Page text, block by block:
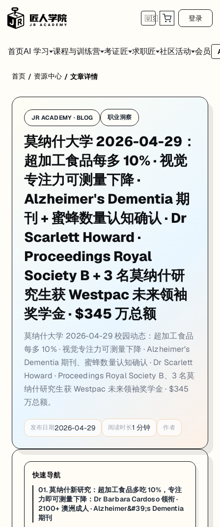
🇺🇸 登录
首页AI 学习 课程与训练营 考证匠 求职匠 社区活动 会员
学校：莫纳什大学 / Monash University
莫纳什大学 2026-04-29 的重点消息是：超加工食品每多 10% · 视觉
01. 莫纳什新研究：超加工食品多吃 10%，专
：莫纳什大学Dr Barbara Cardoso 联合圣保罗大学、迪肯大学
研究设计：横断面研究，纳入 Healthy Brain Project（HBP）队列中
核心发现：UPF 摄入增加 → 视觉专注力下降
：这是澳洲迄今该年龄群最大规模的此类研究；「哪怕整
来源：
Monash University News · 2026-04-25
02. 莫纳什证实蜜蜂真的能评估数量，不是在
：莫纳什大学生物科学学院Dr Scarlett Howard
学界争议背景
：此前批评者认为蜜蜂「数量认知」实验设计有缺陷——
：从蜜蜂自身的感官约束出发
重新设计实验刺激物，系统排
方法论贡献：研究提出一条铁律： 评估动物认知能力时，必须从动物自
来源： Mirage News · Monash University · 2026-04-22
03. 3 名莫纳什研究生获 Westpac 未来领袖奖
：莫纳什大学3 名研究生入选2026 年 Westpac Future
（辅导学硕士）——为东南亚裔澳洲人开发
奖学金价值：Westpac Future Leaders 是澳洲研究奖学金中竞争最激
：面向硕士 + 博士层级研究生，评审看重的是
来源：Monash University News · 2026
4. 今日速览
超加工食品 → 专注力下降
蜜蜂真的懂数量评估：Dr Scarlett Howard，Proceedings Royal
Westpac 未来领袖 3 人 ：Vivien Dao（东南亚心理健康）+
如果你在看 MONASH 的申请、奖学金或研究机会，这篇可以直接当作
首页 / 资源中心 / 文章详情
JR ACADEMY · BLOG 职业洞察
莫纳什大学 2026-04-29：
超加工食品每多 10% · 视觉
专注力可测量下降 ·
Alzheimer's Dementia 期
刊 + 蜜蜂数量认知确认 · Dr
Scarlett Howard ·
Proceedings Royal
Society B + 3 名莫纳什研
究生获 Westpac 未来领袖
奖学金 · $345 万总额
莫纳什大学 2026-04-29 校园动态：超加工食品
每多 10% · 视觉专注力可测量下降 · Alzheimer's
Dementia 期刊、蜜蜂数量认知确认 · Dr Scarlett
Howard · Proceedings Royal Society B、3 名莫
纳什研究生获 Westpac 未来领袖奖学金 · $345
万总额。
发布日期2026-04-29 阅读时长1 分钟 作者
快速导航
01. 莫纳什新研究：超加工食品多吃 10%，专注
力即可测量下降：Dr Barbara Cardoso 领衔 ·
2100+ 澳洲成人 · Alzheimer&#39;s Dementia
期刊